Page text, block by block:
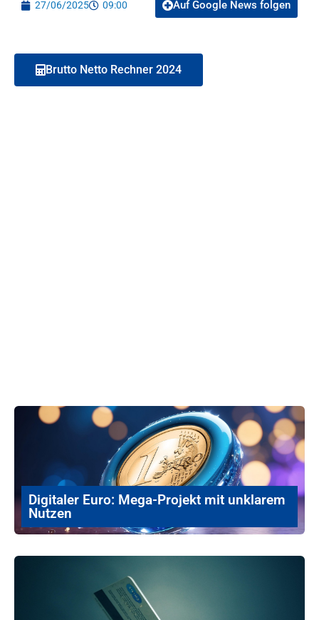
27/06/2025 09:00 Auf Google News folgen
Brutto Netto Rechner 2024
Digitaler Euro: Mega-Projekt mit unklarem
Nutzen